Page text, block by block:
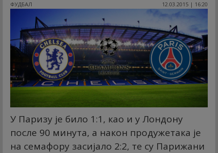
ФУДБАЛ 12.03.2015 | 16:20
У Паризу је било 1:1, као и у Лондону
после 90 минута, а након продужетака је
на семафору засијало 2:2, те су Парижани